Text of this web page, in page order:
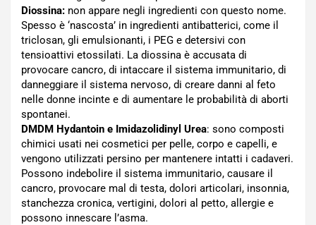
Diossina: non appare negli ingredienti con questo nome.
Spesso è ‘nascosta’ in ingredienti antibatterici, come il
triclosan, gli emulsionanti, i PEG e detersivi con
tensioattivi etossilati. La diossina è accusata di
provocare cancro, di intaccare il sistema immunitario, di
danneggiare il sistema nervoso, di creare danni al feto
nelle donne incinte e di aumentare le probabilità di aborti
spontanei.
DMDM Hydantoin e Imidazolidinyl Urea: sono composti
chimici usati nei cosmetici per pelle, corpo e capelli, e
vengono utilizzati persino per mantenere intatti i cadaveri.
Possono indebolire il sistema immunitario, causare il
cancro, provocare mal di testa, dolori articolari, insonnia,
stanchezza cronica, vertigini, dolori al petto, allergie e
possono innescare l’asma.